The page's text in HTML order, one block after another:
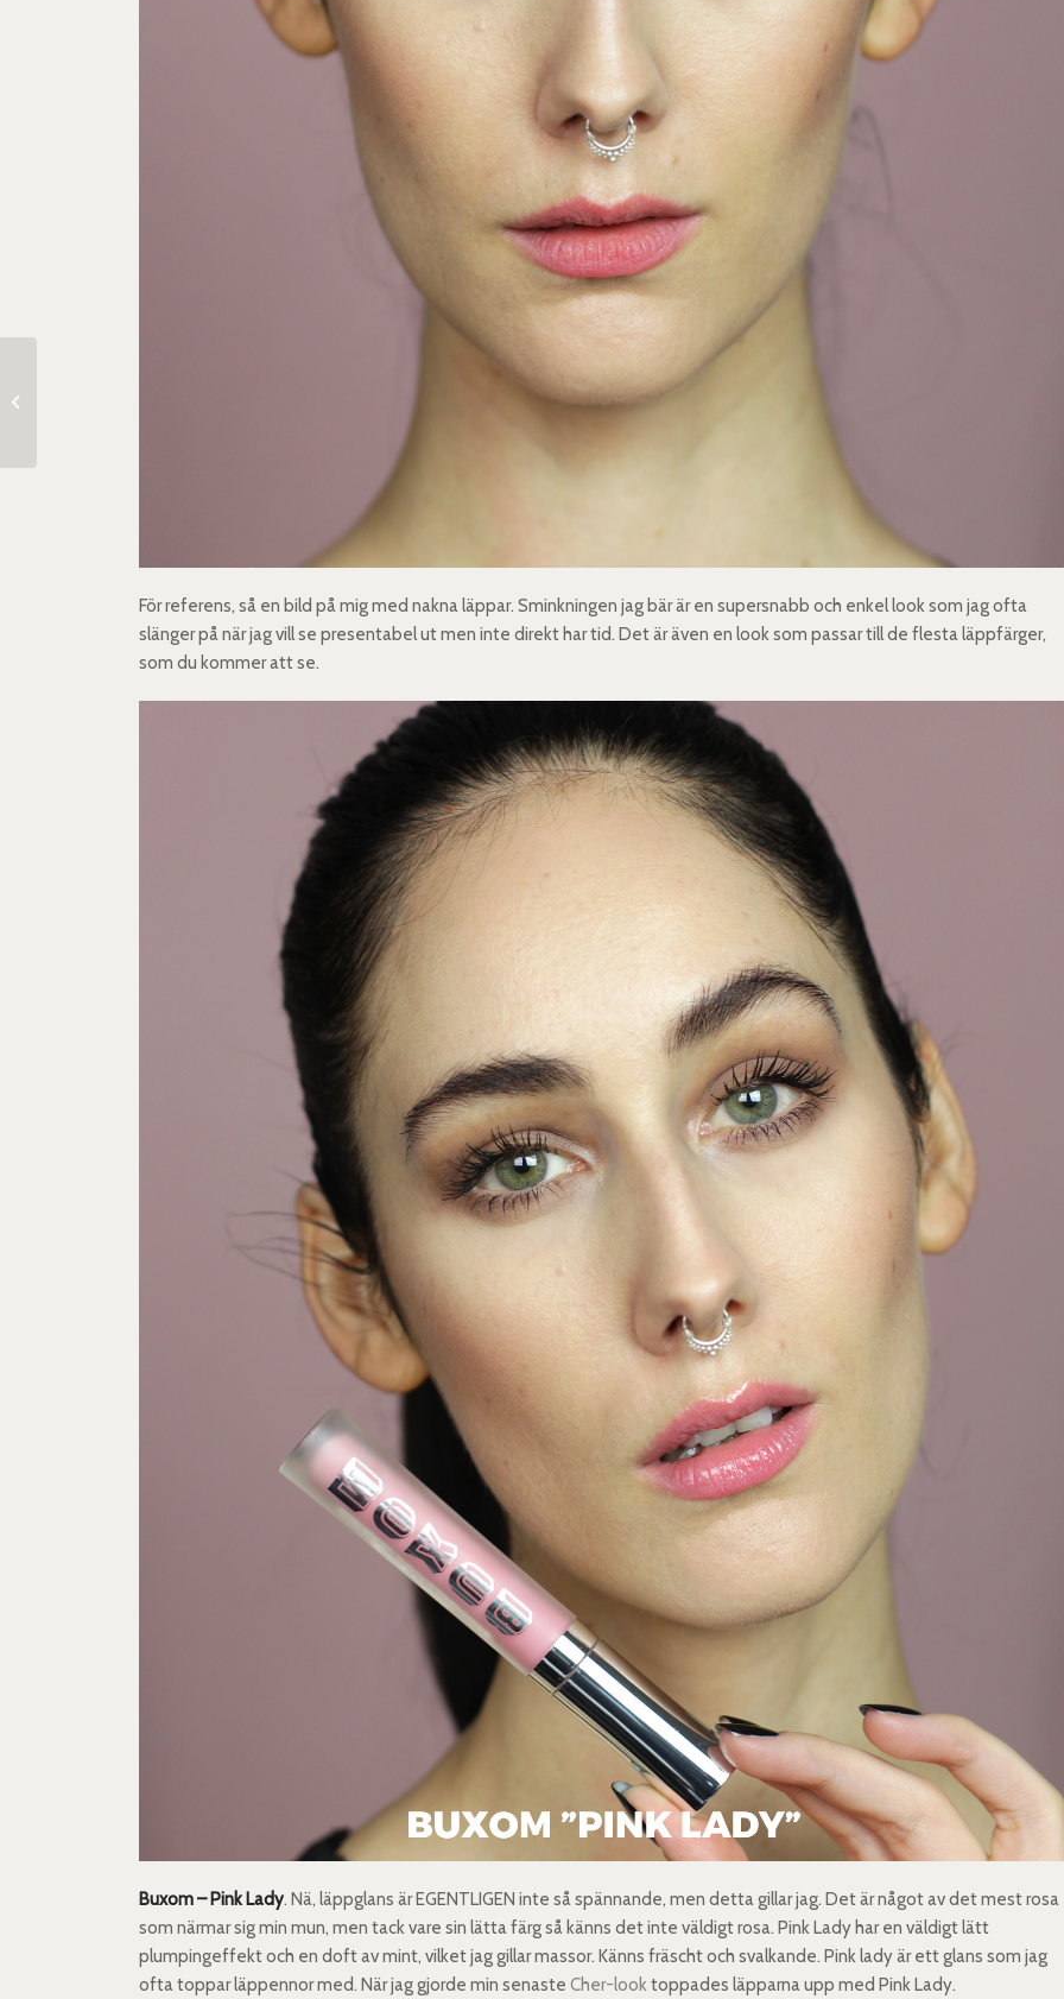
För referens, så en bild på mig med nakna läppar. Sminkningen jag bär är en supersnabb och enkel look som jag ofta
slänger på när jag vill se presentabel ut men inte direkt har tid. Det är även en look som passar till de flesta läppfärger,
som du kommer att se.
Buxom – Pink Lady. Nä, läppglans är EGENTLIGEN inte så spännande, men detta gillar jag. Det är något av det mest rosa
som närmar sig min mun, men tack vare sin lätta färg så känns det inte väldigt rosa. Pink Lady har en väldigt lätt
plumpingeffekt och en doft av mint, vilket jag gillar massor. Känns fräscht och svalkande. Pink lady är ett glans som jag
ofta toppar läppennor med. När jag gjorde min senasteCher-look toppades läpparna upp med Pink Lady.